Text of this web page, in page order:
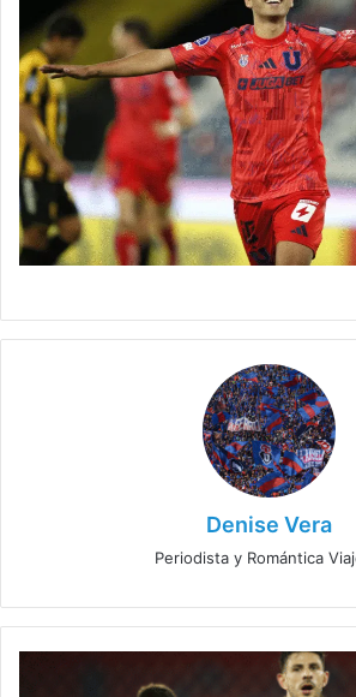
Denise Vera
Periodista y Romántica